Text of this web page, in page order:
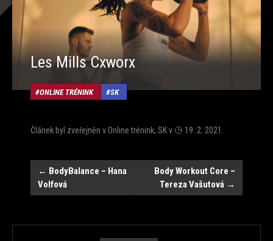
Les Mills Cxworx
ONLINE TRÉNINK SK
Článek byl zveřejněn vOnline trénink, SKv 19. 2. 2021
Navigace
← BodyBalance – Hana
Volfová
Body Workout Core –
Tereza Vašutová →